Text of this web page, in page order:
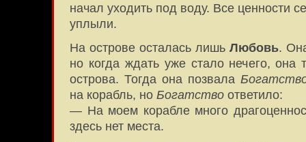
начал уходить под воду. Все ценности
уплыли.
На острове осталась лишь Любовь.
но когда ждать уже стало нечего, она
острова. Тогда она позвала
на корабль, но Богатство ответило:
— На моем корабле много
здесь нет места.